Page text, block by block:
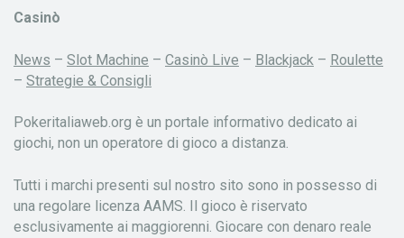
Casinò
News – Slot Machine – Casinò Live – Blackjack – Roulette
– Strategie & Consigli
Pokeritaliaweb.org è un portale informativo dedicato ai
giochi, non un operatore di gioco a distanza.
Tutti i marchi presenti sul nostro sito sono in possesso di
una regolare licenza AAMS. Il gioco è riservato
esclusivamente ai maggiorenni. Giocare con denaro reale